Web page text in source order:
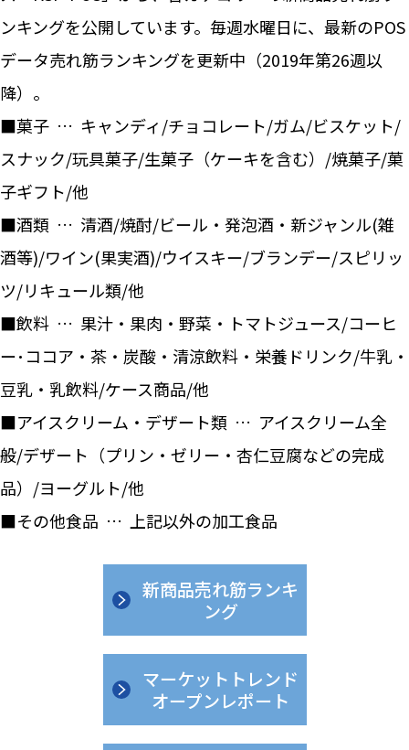
ンキングを公開しています。毎週水曜日に、最新のPOS
データ売れ筋ランキングを更新中（2019年第26週以
降）。
■菓子 … キャンディ/チョコレート/ガム/ビスケット/
スナック/玩具菓子/生菓子（ケーキを含む）/焼菓子/菓
子ギフト/他
■酒類 … 清酒/焼酎/ビール・発泡酒・新ジャンル(雑
酒等)/ワイン(果実酒)/ウイスキー/ブランデー/スピリッ
ツ/リキュール類/他
■飲料 … 果汁・果肉・野菜・トマトジュース/コーヒ
ー･ココア・茶・炭酸・清涼飲料・栄養ドリンク/牛乳・
豆乳・乳飲料/ケース商品/他
■アイスクリーム・デザート類 … アイスクリーム全
般/デザート（プリン・ゼリー・杏仁豆腐などの完成
品）/ヨーグルト/他
■その他食品 … 上記以外の加工食品
新商品売れ筋ランキ
ング
マーケットトレンド
オープンレポート